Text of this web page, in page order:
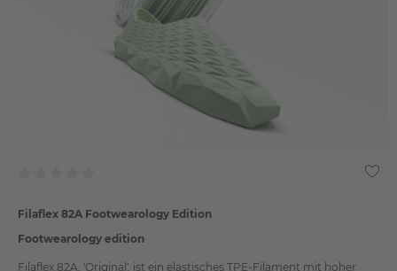
Filaflex 82A Footwearology Edition
Footwearology edition
Filaflex 82A, 'Original', ist ein elastisches TPE-Filament mit hoher